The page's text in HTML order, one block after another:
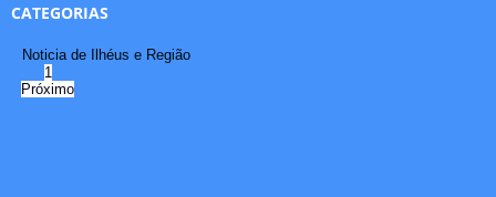
CATEGORIAS
Noticia de Ilhéus e Região
1
Próximo